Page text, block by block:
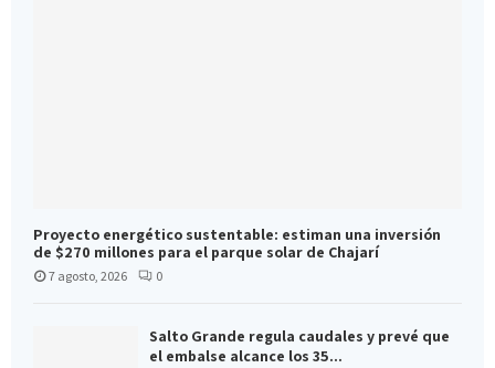
Proyecto energético sustentable: estiman una inversión
de $270 millones para el parque solar de Chajarí
7 agosto, 2026 0
Salto Grande regula caudales y prevé que
el embalse alcance los 35...